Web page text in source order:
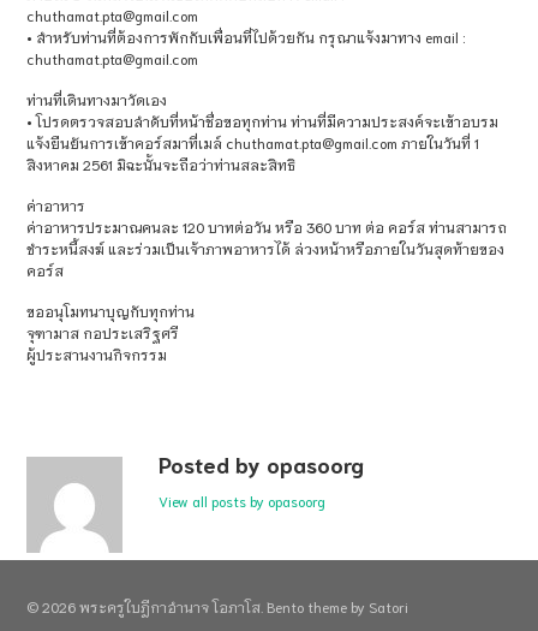
chuthamat.pta@gmail.com
• สำหรับท่านที่ต้องการพักกับเพื่อนที่ไปด้วยกัน กรุณาแจ้งมาทาง email :
chuthamat.pta@gmail.com
ท่านที่เดินทางมาวัดเอง
• โปรดตรวจสอบลำดับที่หน้าชื่อขอทุกท่าน ท่านที่มีความประสงค์จะเข้าอบรม
แจ้งยืนยันการเข้าคอร์สมาที่เมล์ chuthamat.pta@gmail.com ภายในวันที่ 1
สิงหาคม 2561 มิฉะนั้นจะถือว่าท่านสละสิทธิ
ค่าอาหาร
ค่าอาหารประมาณคนละ 120 บาทต่อวัน หรือ 360 บาท ต่อ คอร์ส ท่านสามารถ
ชำระหนี้สงฆ์ และร่วมเป็นเจ้าภาพอาหารได้ ล่วงหน้าหรือภายในวันสุดท้ายของ
คอร์ส
ขออนุโมทนาบุญกับทุกท่าน
จุฑามาส กอประเสริฐศรี
ผู้ประสานงานกิจกรรม
Posted by opasoorg
View all posts by opasoorg
© 2026 พระครูใบฎีกาอำนาจ โอภาโส. Bento theme by Satori